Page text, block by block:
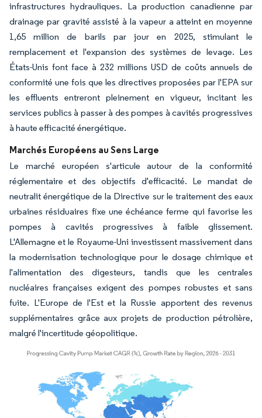
infrastructures hydrauliques. La production canadienne par
drainage par gravité assisté à la vapeur a atteint en moyenne
1,65 million de barils par jour en 2025, stimulant le
remplacement et l'expansion des systèmes de levage. Les
États-Unis font face à 232 millions USD de coûts annuels de
conformité une fois que les directives proposées par l'EPA sur
les effluents entreront pleinement en vigueur, incitant les
services publics à passer à des pompes à cavités progressives
à haute efficacité énergétique.
Marchés Européens au Sens Large
Le marché européen s'articule autour de la conformité
réglementaire et des objectifs d'efficacité. Le mandat de
neutralit énergétique de la Directive sur le traitement des eaux
urbaines résiduaires fixe une échéance ferme qui favorise les
pompes à cavités progressives à faible glissement.
L'Allemagne et le Royaume-Uni investissent massivement dans
la modernisation technologique pour le dosage chimique et
l'alimentation des digesteurs, tandis que les centrales
nucléaires françaises exigent des pompes robustes et sans
fuite. L'Europe de l'Est et la Russie apportent des revenus
supplémentaires grâce aux projets de production pétrolière,
malgré l'incertitude géopolitique.